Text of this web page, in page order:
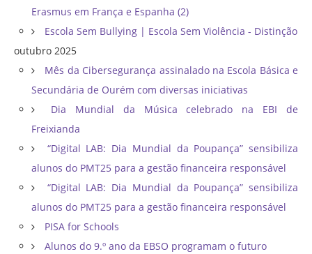
Erasmus em França e Espanha (2)
Escola Sem Bullying | Escola Sem Violência - Distinção
outubro 2025
Mês da Cibersegurança assinalado na Escola Básica e
Secundária de Ourém com diversas iniciativas
Dia Mundial da Música celebrado na EBI de
Freixianda
“Digital LAB: Dia Mundial da Poupança” sensibiliza
alunos do PMT25 para a gestão financeira responsável
“Digital LAB: Dia Mundial da Poupança” sensibiliza
alunos do PMT25 para a gestão financeira responsável
PISA for Schools
Alunos do 9.º ano da EBSO programam o futuro